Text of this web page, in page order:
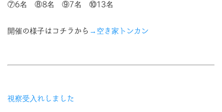
⑦6名 ⑧8名 ⑨7名 ⑩13名
開催の様子はコチラから →空き家トンカン
視察受入れしました